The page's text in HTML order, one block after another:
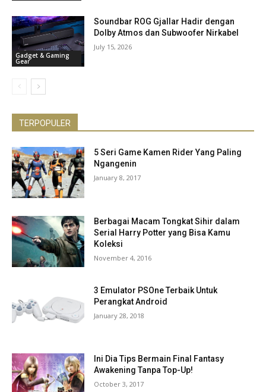
Gadget & Gaming
Gear
Soundbar ROG Gjallar Hadir dengan
Dolby Atmos dan Subwoofer Nirkabel
July 15, 2026
TERPOPULER
5 Seri Game Kamen Rider Yang Paling
Ngangenin
January 8, 2017
Berbagai Macam Tongkat Sihir dalam
Serial Harry Potter yang Bisa Kamu
Koleksi
November 4, 2016
3 Emulator PSOne Terbaik Untuk
Perangkat Android
January 28, 2018
Ini Dia Tips Bermain Final Fantasy
Awakening Tanpa Top-Up!
October 3, 2017